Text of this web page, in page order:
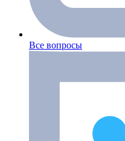
Все вопросы